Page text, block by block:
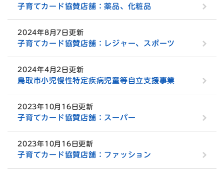
子育てカード協賛店舗：薬品、化粧品
2024年8月7日更新
子育てカード協賛店舗：レジャー、スポーツ
2024年4月2日更新
鳥取市小児慢性特定疾病児童等自立支援事業
2023年10月16日更新
子育てカード協賛店舗：スーパー
2023年10月16日更新
子育てカード協賛店舗：ファッション